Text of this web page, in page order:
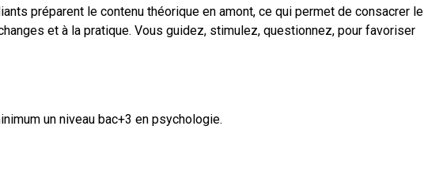
préparent le contenu théorique en amont, ce qui permet de consacrer le
et à la pratique. Vous guidez, stimulez, questionnez, pour favoriser
un niveau bac+3 en psychologie.